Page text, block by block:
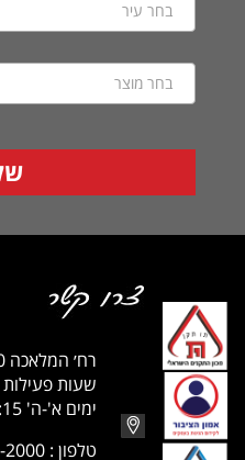
רח׳ המלאכה 30, חולון
שעות פעילות :
ימים א'-ה' 08:00-16:15